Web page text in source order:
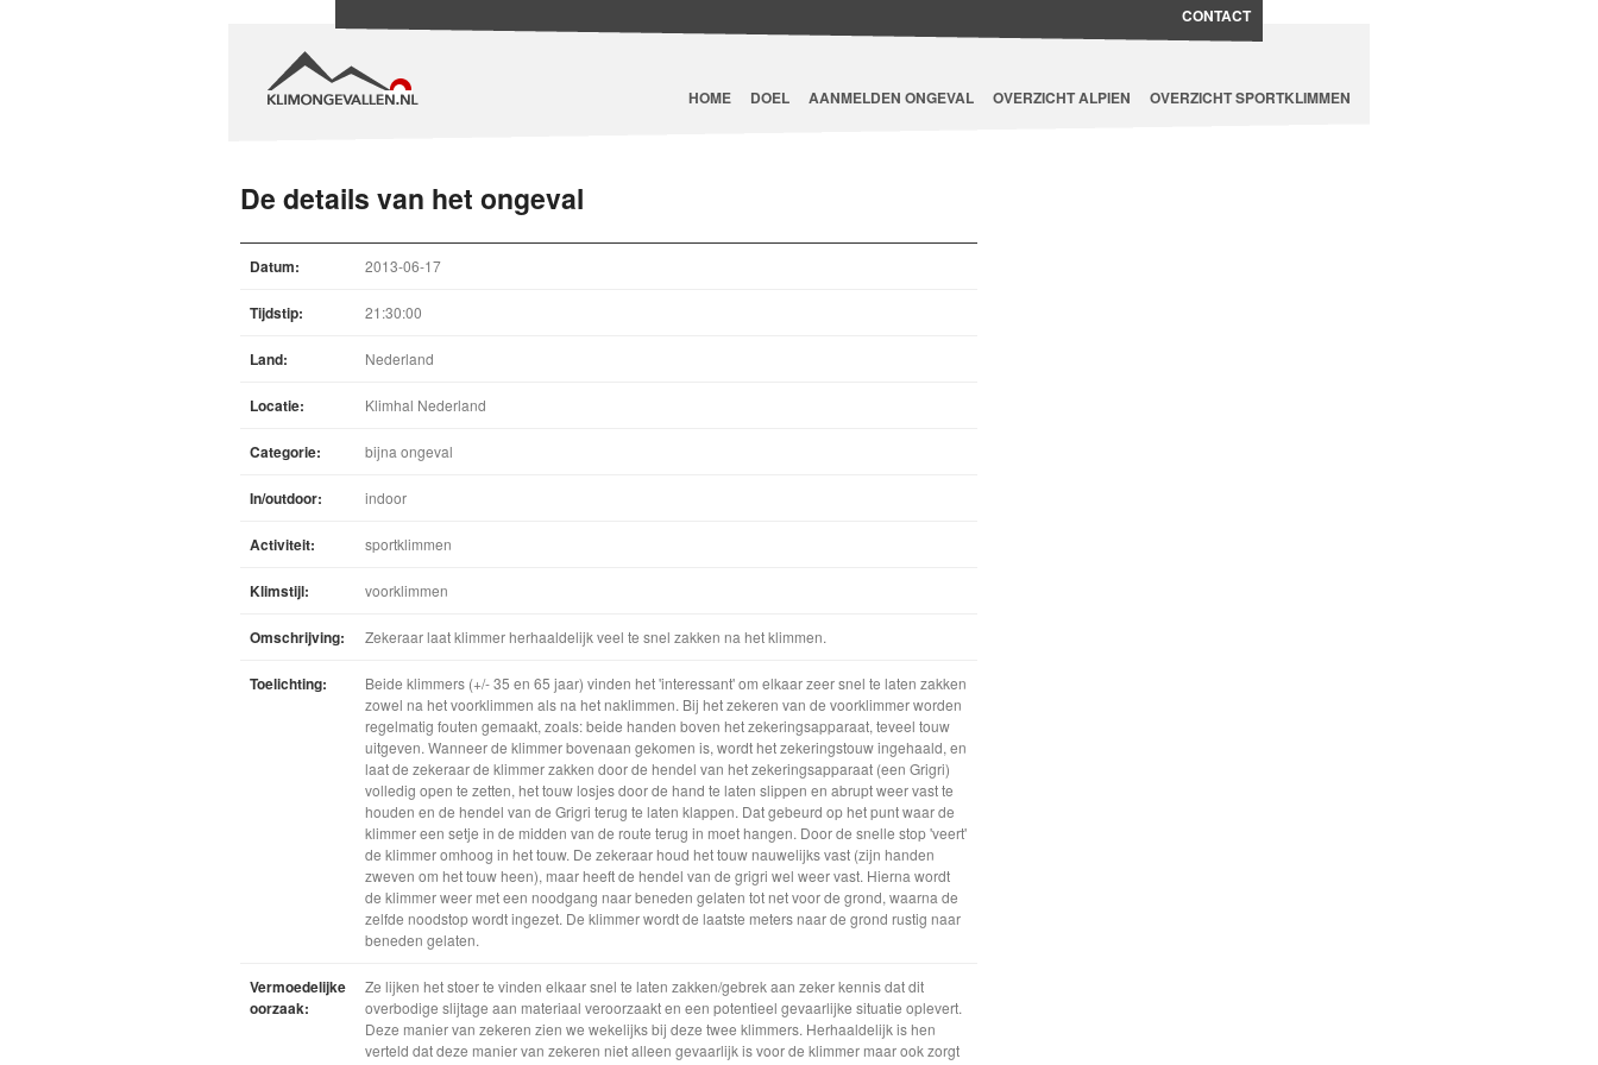
HOME DOEL AANMELDEN ONGEVAL OVERZICHT ALPIEN OVERZICHT SPORTKLIMMEN
CONTACT
De details van het ongeval
Datum: 2013-06-17
Tijdstip: 21:30:00
Land: Nederland
Locatie: Klimhal Nederland
Categorie: bijna ongeval
In/outdoor: indoor
Activiteit: sportklimmen
Klimstijl: voorklimmen
Omschrijving: Zekeraar laat klimmer herhaaldelijk veel te snel zakken na het klimmen.
Toelichting:
Beide klimmers (+/- 35 en 65 jaar) vinden het 'interessant' om elkaar zeer snel te laten zakken
zowel na het voorklimmen als na het naklimmen. Bij het zekeren van de voorklimmer worden
regelmatig fouten gemaakt, zoals: beide handen boven het zekeringsapparaat, teveel touw
uitgeven. Wanneer de klimmer bovenaan gekomen is, wordt het zekeringstouw ingehaald, en
laat de zekeraar de klimmer zakken door de hendel van het zekeringsapparaat (een Grigri)
volledig open te zetten, het touw losjes door de hand te laten slippen en abrupt weer vast te
houden en de hendel van de Grigri terug te laten klappen. Dat gebeurd op het punt waar de
klimmer een setje in de midden van de route terug in moet hangen. Door de snelle stop 'veert'
de klimmer omhoog in het touw. De zekeraar houd het touw nauwelijks vast (zijn handen
zweven om het touw heen), maar heeft de hendel van de grigri wel weer vast. Hierna wordt
de klimmer weer met een noodgang naar beneden gelaten tot net voor de grond, waarna de
zelfde noodstop wordt ingezet. De klimmer wordt de laatste meters naar de grond rustig naar
beneden gelaten.
Vermoedelijke
oorzaak:
Ze lijken het stoer te vinden elkaar snel te laten zakken/gebrek aan zeker kennis dat dit
overbodige slijtage aan materiaal veroorzaakt en een potentieel gevaarlijke situatie oplevert.
Deze manier van zekeren zien we wekelijks bij deze twee klimmers. Herhaaldelijk is hen
verteld dat deze manier van zekeren niet alleen gevaarlijk is voor de klimmer maar ook zorgt